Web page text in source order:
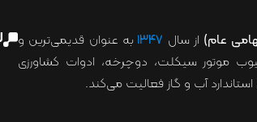
عام) از سال ۱۳۴۷ به عنوان قدیمی‌ترین و
تیوب موتور سیکلت، دوچرخه، ادوات کشاورزی
آب و گاز فعالیت می‌کند.